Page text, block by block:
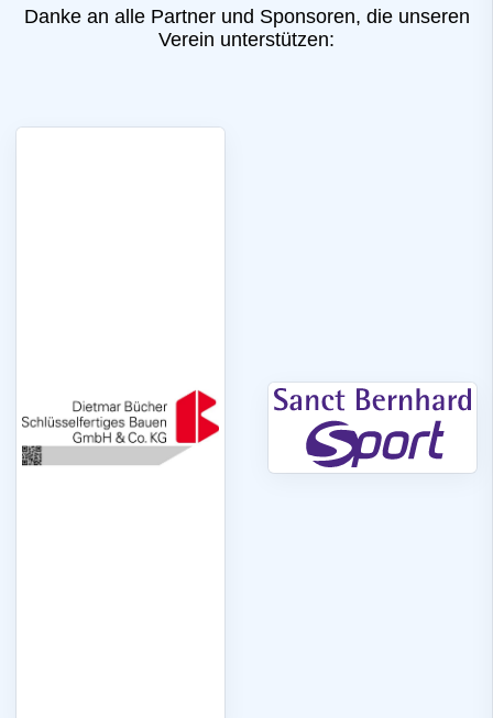
Danke an alle Partner und Sponsoren, die unseren
Verein unterstützen: